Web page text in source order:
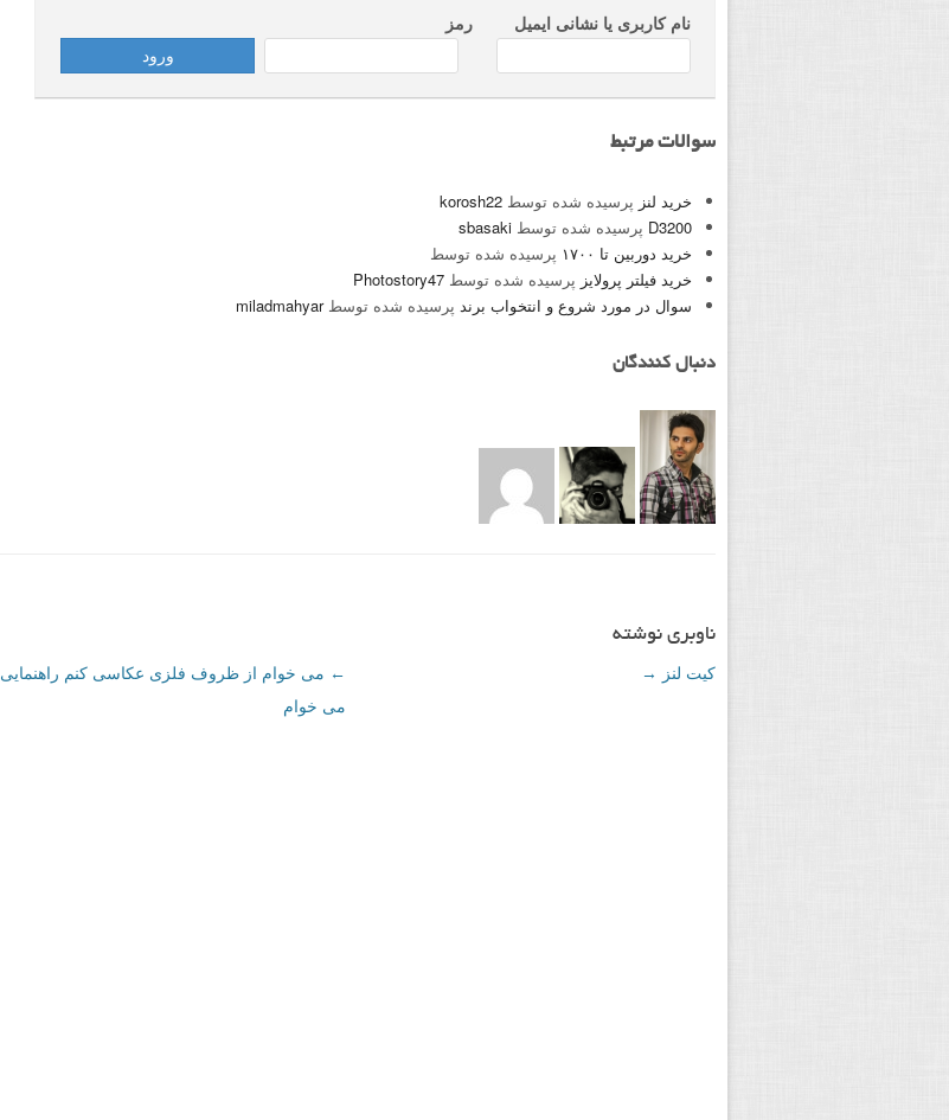
نام کاربری یا نشانی ایمیل رمز
سوالات مرتبط
خرید لنز پرسیده شده توسط korosh22
D3200 پرسیده شده توسط sbasaki
خرید دوربین تا ۱۷۰۰
پرسیده شده توسط
خرید فیلتر پرولایز پرسیده شده توسط Photostory47
سوال در مورد شروع و انتخواب برند پرسیده شده توسطmiladmahyar
دنبال کنندگان
ناوبری نوشته
← می خوام از ظروف فلزی عکاسی کنم راهنمایی
می خوام
کیت لنز →